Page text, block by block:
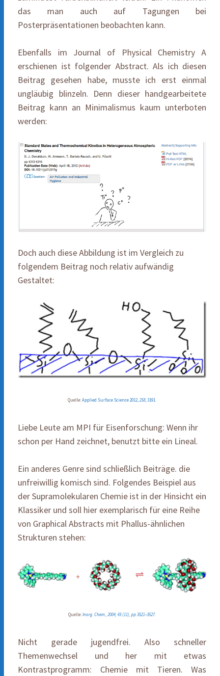
das man auch auf Tagungen bei
Posterpräsentationen beobachten kann.
Ebenfalls im Journal of Physical Chemistry A
erschienen ist folgender Abstract. Als ich diesen
Beitrag gesehen habe, musste ich erst einmal
ungläubig blinzeln. Denn dieser handgearbeitete
Beitrag kann an Minimalismus kaum unterboten
werden:
Doch auch diese Abbildung ist im Vergleich zu
folgendem Beitrag noch relativ aufwändig
Gestaltet:
Quelle:Applied Surface Science 2012, 258, 3191.
Liebe Leute am MPI für Eisenforschung: Wenn ihr
schon per Hand zeichnet, benutzt bitte ein Lineal.
Ein anderes Genre sind schließlich Beiträge. die
unfreiwillig komisch sind. Folgendes Beispiel aus
der Supramolekularen Chemie ist in der Hinsicht ein
Klassiker und soll hier exemplarisch für eine Reihe
von Graphical Abstracts mit Phallus-ähnlichen
Strukturen stehen:
Quelle:Inorg. Chem., 2004, 43 (11), pp 3521–3527.
Nicht gerade jugendfrei. Also schneller
Themenwechsel und her mit etwas
Kontrastprogramm: Chemie mit Tieren. Was